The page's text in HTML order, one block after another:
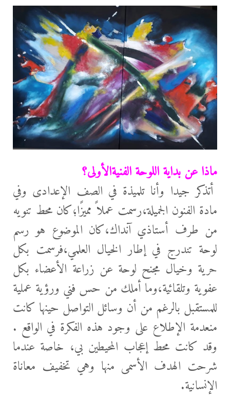
ماذا عن بداية اللوحة الفنيةالأولى؟
أتذكر جيدا وأنا تلميذة في الصف الإعدادى وفي
مادة الفنون الجميلة،رسمت عملاً مميزًا؛كان محط تنويه
من طرف أستاذي آنداك،كان الموضوع هو رسم
لوحة تندرج في إطار الخيال العلمي،فرسمت بكل
حرية وخيال مجنح لوحة عن زراعة الأعضاء بكل
عفوية وتلقائية،وما أملك من حس فني ورؤية عملية
للمستقبل بالرغم من أن وسائل التواصل حينها كانت
منعدمة الإطلاع على وجود هذه الفكرة في الواقع .
وقد كانت محط إعجاب المحيطين بي، خاصة عندما
شرحت الهدف الأسمى منها وهي تخفيف معاناة
الإنسانية.